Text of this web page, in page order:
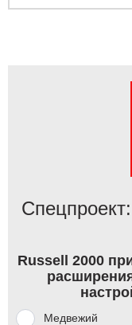
Russell 2000
Медвежий